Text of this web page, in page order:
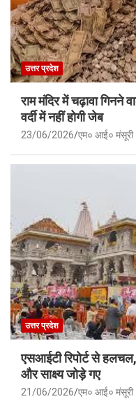
उत्तर प्रदेश
राम मंदिर में चढ़ावा गिनने
वर्दी में नहीं होगी जेब
23/06/2026 एम० आई० मंसूरी
उत्तर प्रदेश
एसआईटी रिपोर्ट से
और साक्ष्य जोड़े गए
21/06/2026 एम० आई० मंसूरी